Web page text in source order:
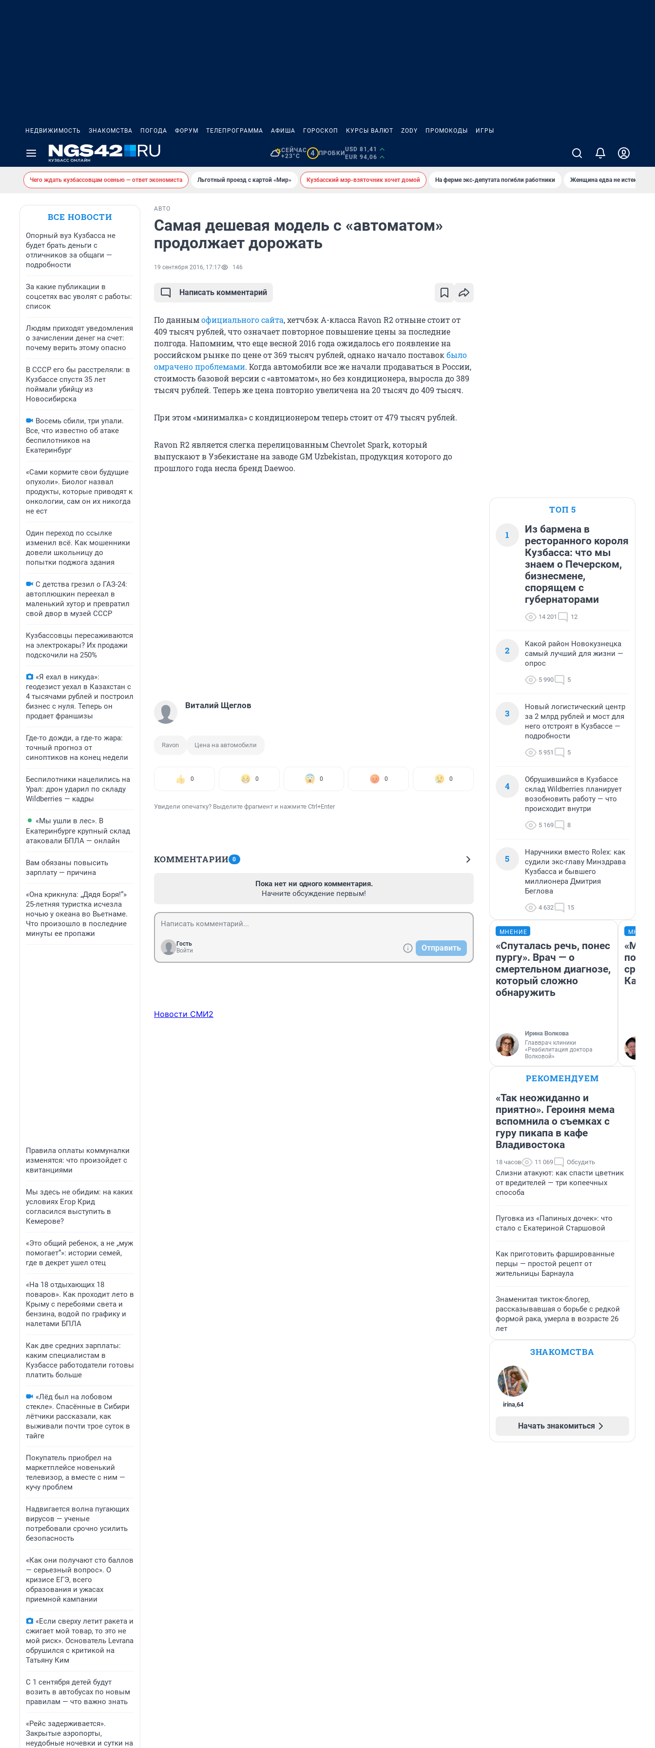
НЕДВИЖИМОСТЬ ЗНАКОМСТВА ПОГОДА ФОРУМ ТЕЛЕПРОГРАММА АФИША ГОРОСКОП КУРСЫ ВАЛЮТ ZODY ПРОМОКОДЫ ИГРЫ
СЕЙЧАС
+23°C
4 ПРОБКИ
USD 81,41
EUR 94,06
Чего ждать кузбассовцам осенью — ответ экономиста Льготный проезд с картой «Мир» Кузбасский мэр-взяточник хочет домой На ферме экс-депутата погибли работники Женщина едва не истекла
ВСЕ НОВОСТИ
Опорный вуз Кузбасса не
будет брать деньги с
отличников за общаги —
подробности
За какие публикации в
соцсетях вас уволят с работы:
список
Людям приходят уведомления
о зачислении денег на счет:
почему верить этому опасно
В СССР его бы расстреляли: в
Кузбассе спустя 35 лет
поймали убийцу из
Новосибирска
Восемь сбили, три упали.
Все, что известно об атаке
беспилотников на
Екатеринбург
«Сами кормите свои будущие
опухоли». Биолог назвал
продукты, которые приводят к
онкологии, сам он их никогда
не ест
Один переход по ссылке
изменил всё. Как мошенники
довели школьницу до
попытки поджога здания
С детства грезил о ГАЗ-24:
автоплюшкин переехал в
маленький хутор и превратил
свой двор в музей СССР
Кузбассовцы пересаживаются
на электрокары? Их продажи
подскочили на 250%
«Я ехал в никуда»:
геодезист уехал в Казахстан с
4 тысячами рублей и построил
бизнес с нуля. Теперь он
продает франшизы
Где-то дожди, а где-то жара:
точный прогноз от
синоптиков на конец недели
Беспилотники нацелились на
Урал: дрон ударил по складу
Wildberries — кадры
«Мы ушли в лес». В
Екатеринбурге крупный склад
атаковали БПЛА — онлайн
Вам обязаны повысить
зарплату — причина
«Она крикнула: „Дядя Боря!“»
25-летняя туристка исчезла
ночью у океана во Вьетнаме.
Что произошло в последние
минуты ее пропажи
Правила оплаты коммуналки
изменятся: что произойдет с
квитанциями
Мы здесь не обидим: на каких
условиях Егор Крид
согласился выступить в
Кемерове?
«Это общий ребенок, а не „муж
помогает“»: истории семей,
где в декрет ушел отец
«На 18 отдыхающих 18
поваров». Как проходит лето в
Крыму с перебоями света и
бензина, водой по графику и
налетами БПЛА
Как две средних зарплаты:
каким специалистам в
Кузбассе работодатели готовы
платить больше
«Лёд был на лобовом
стекле». Спасённые в Сибири
лётчики рассказали, как
выживали почти трое суток в
тайге
Покупатель приобрел на
маркетплейсе новенький
телевизор, а вместе с ним —
кучу проблем
Надвигается волна пугающих
вирусов — ученые
потребовали срочно усилить
безопасность
«Как они получают сто баллов
— серьезный вопрос». О
кризисе ЕГЭ, всего
образования и ужасах
приемной кампании
«Если сверху летит ракета и
сжигает мой товар, то это не
мой риск». Основатель Levrana
обрушился с критикой на
Татьяну Ким
С 1 сентября детей будут
возить в автобусах по новым
правилам — что важно знать
«Рейс задерживается».
Закрытые аэропорты,
неудобные ночевки и сутки на
АВТО
Самая дешевая модель с «автоматом»
продолжает дорожать
19 сентября 2016, 17:17 146
Написать комментарий
По даннымофициального сайта, хетчбэк А-класса Ravon R2 отныне стоит от
409 тысяч рублей, что означает повторное повышение цены за последние
полгода. Напомним, что еще весной 2016 года ожидалось его появление на
российском рынке по цене от 369 тысяч рублей, однако начало поставокбыло
омрачено проблемами. Когда автомобили все же начали продаваться в России,
стоимость базовой версии с «автоматом», но без кондиционера, выросла до 389
тысяч рублей. Теперь же цена повторно увеличена на 20 тысяч до 409 тысяч.
При этом «минималка» с кондиционером теперь стоит от 479 тысяч рублей.
Ravon R2 является слегка перелицованным Chevrolet Spark, который
выпускают в Узбекистане на заводе GM Uzbekistan, продукция которого до
прошлого года несла бренд Daewoo.
Виталий Щеглов
Ravon Цена на автомобили
0 0 0 0 0
Увидели опечатку? Выделите фрагмент и нажмите Ctrl+Enter
КОММЕНТАРИИ 0
Пока нет ни одного комментария.
Начните обсуждение первым!
Гость
Войти
Отправить
Новости СМИ2
ТОП 5
1
Из бармена в
ресторанного короля
Кузбасса: что мы
знаем о Печерском,
бизнесмене,
спорящем с
губернаторами
14 201 12
2
Какой район Новокузнецка
самый лучший для жизни —
опрос
5 990 5
3
Новый логистический центр
за 2 млрд рублей и мост для
него отстроят в Кузбассе —
подробности
5 951 5
4
Обрушившийся в Кузбассе
склад Wildberries планирует
возобновить работу — что
происходит внутри
5 169 8
5
Наручники вместо Rolex: как
судили экс-главу Минздрава
Кузбасса и бывшего
миллионера Дмитрия
Беглова
4 632 15
МНЕНИЕ
«Спуталась речь, понес
пургу». Врач — о
смертельном диагнозе,
который сложно
обнаружить
Ирина Волкова
Главврач клиники
«Реабилитация доктора
Волковой»
РЕКОМЕНДУЕМ
«Так неожиданно и
приятно». Героиня мема
вспомнила о съемках с
гуру пикапа в кафе
Владивостока
18 часов 11 069 Обсудить
Слизни атакуют: как спасти цветник
от вредителей — три копеечных
способа
Пуговка из «Папиных дочек»: что
стало с Екатериной Старшовой
Как приготовить фаршированные
перцы — простой рецепт от
жительницы Барнаула
Знаменитая тикток-блогер,
рассказывавшая о борьбе с редкой
формой рака, умерла в возрасте 26
лет
ЗНАКОМСТВА
irina,64
Начать знакомиться